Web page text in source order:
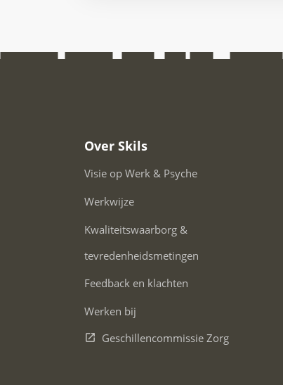
Over Skils
Visie op Werk & Psyche
Werkwijze
Kwaliteitswaarborg &
tevredenheidsmetingen
Feedback en klachten
Werken bij
Geschillencommissie Zorg